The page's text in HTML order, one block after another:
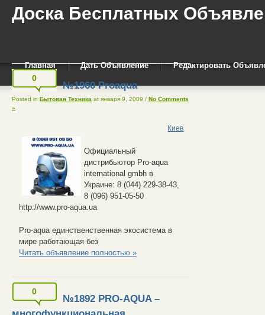
Доска Бесплатных
Главная Дать Объявление Редактировать
0
№1960 Proaqua
Posted in Бытовая Техника at января 9, 2009 / No Comments
»
Киев
Официальный
дистрибьютор Pro-aqua
international gmbh в
Украине: 8 (044) 229-38-43,
8 (096) 951-05-50
http://www.pro-aqua.ua
Pro-aqua единственственная экосистема в
мире работающая без
Читать объявление полностью »
0
№1892 PRO-AQUA –